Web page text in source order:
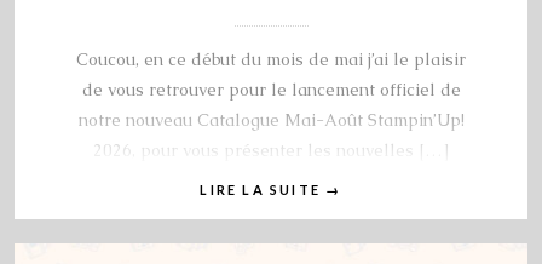
Coucou, en ce début du mois de mai j’ai le plaisir
de vous retrouver pour le lancement officiel de
notre nouveau Catalogue Mai-Août Stampin’Up!
2026, pour vous présenter les nouvelles […]
LIRE LA SUITE →